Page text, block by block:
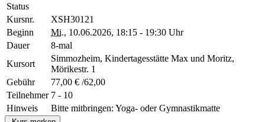
Status
Kursnr.
XSH30121
Beginn
Mi., 10.06.2026, 18:15 - 19:30 Uhr
Dauer
8-mal
Kursort
Simmozheim, Kindertagesstätte Max und Moritz,
Mörikestr. 1
Gebühr
77,00 € /62,00
Teilnehmer 7 - 10
Hinweis
Bitte mitbringen: Yoga- oder Gymnastikmatte